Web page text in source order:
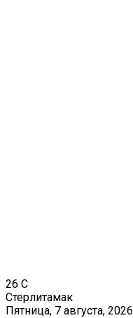
26 C
Стерлитамак
Пятница, 7 августа, 2026